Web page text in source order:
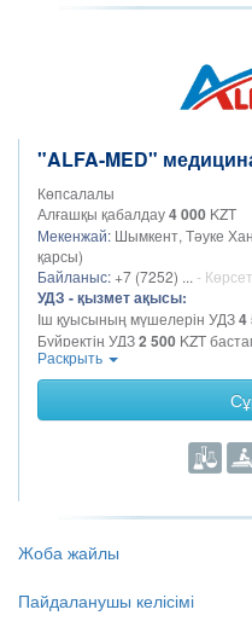
"ALFA-MED"
Көпсалалы
Алғашқы қабалдау4 000 KZT
Мекенжай: Шымкент, Тәуке
қарсы)
Байланыс: +7 (7252) ... -
УДЗ - қызмет ақысы:
Іш қуысының мүшелерін УДЗ4
Бүйректің УДЗ2 500 KZT
Жамбас ағзаларының УДЗ
Сүт бездерінің УДЗ3 000KZT
УДЗ жүктілікке арналған
Қалқанша безінің УДЗ3 000
Қуықасты безінің УДЗ3 000
KZT бастап
Раскрыть
Жоба жайлы
Пайдаланушы келісімі